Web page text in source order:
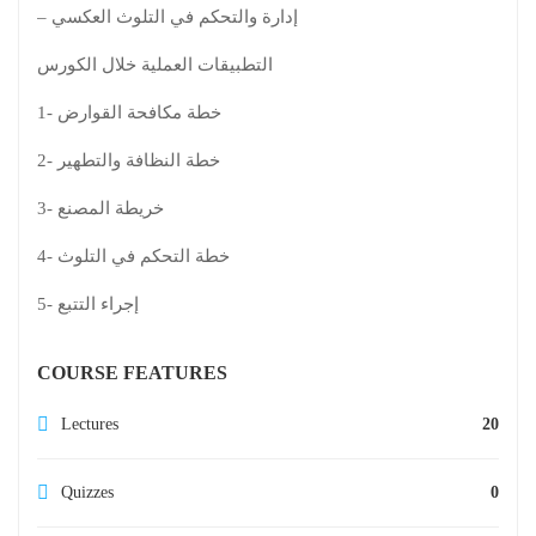
– إدارة والتحكم في التلوث العكسي
التطبيقات العملية خلال الكورس
1- خطة مكافحة القوارض
2- خطة النظافة والتطهير
3- خريطة المصنع
4- خطة التحكم في التلوث
5- إجراء التتبع
COURSE FEATURES
Lectures 20
Quizzes 0